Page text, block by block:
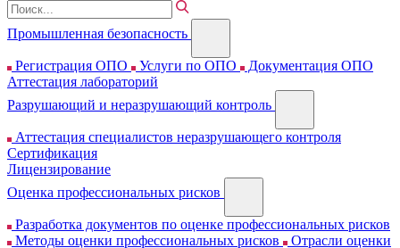
Промышленная безопасность
Регистрация ОПО Услуги по ОПО
Документация ОПО
Аттестация лабораторий
Разрушающий и неразрушающий контроль
Аттестация специалистов неразрушающего контроля
Сертификация
Лицензирование
Оценка профессиональных рисков
Разработка документов по оценке профессиональных рисков
Методы оценки профессиональных рисков
Отрасли оценки